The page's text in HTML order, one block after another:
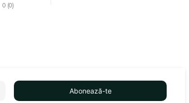
0 (0)
Abonează-te